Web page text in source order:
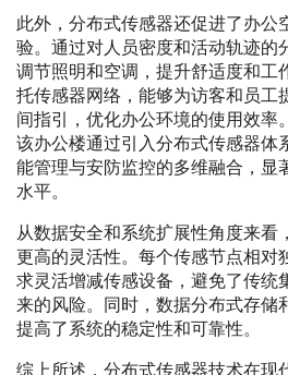
此外，分布式传感器还促进了办公
验。通过对人员密度和活动轨迹的
调节照明和空调，提升舒适度和工
托传感器网络，能够为访客和员工
间指引，优化办公环境的使用效率
该办公楼通过引入分布式传感器体
能管理与安防监控的多维融合，显
水平。
从数据安全和系统扩展性角度来看
更高的灵活性。每个传感节点相对
求灵活增减传感设备，避免了传统
来的风险。同时，数据分布式存储
提高了系统的稳定性和可靠性。
综上所述，分布式传感器技术在现